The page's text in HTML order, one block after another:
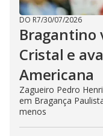
DO R7/30/07/2026
Bragantino
Cristal e
Americana
Zagueiro Pedro
em Bragança
menos